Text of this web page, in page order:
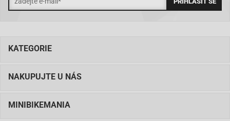
KATEGORIE
NAKUPUJTE U NÁS
MINIBIKEMANIA